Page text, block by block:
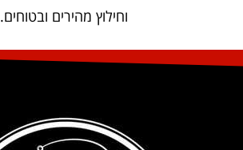
וחילוץ מהירים ובטוחים.